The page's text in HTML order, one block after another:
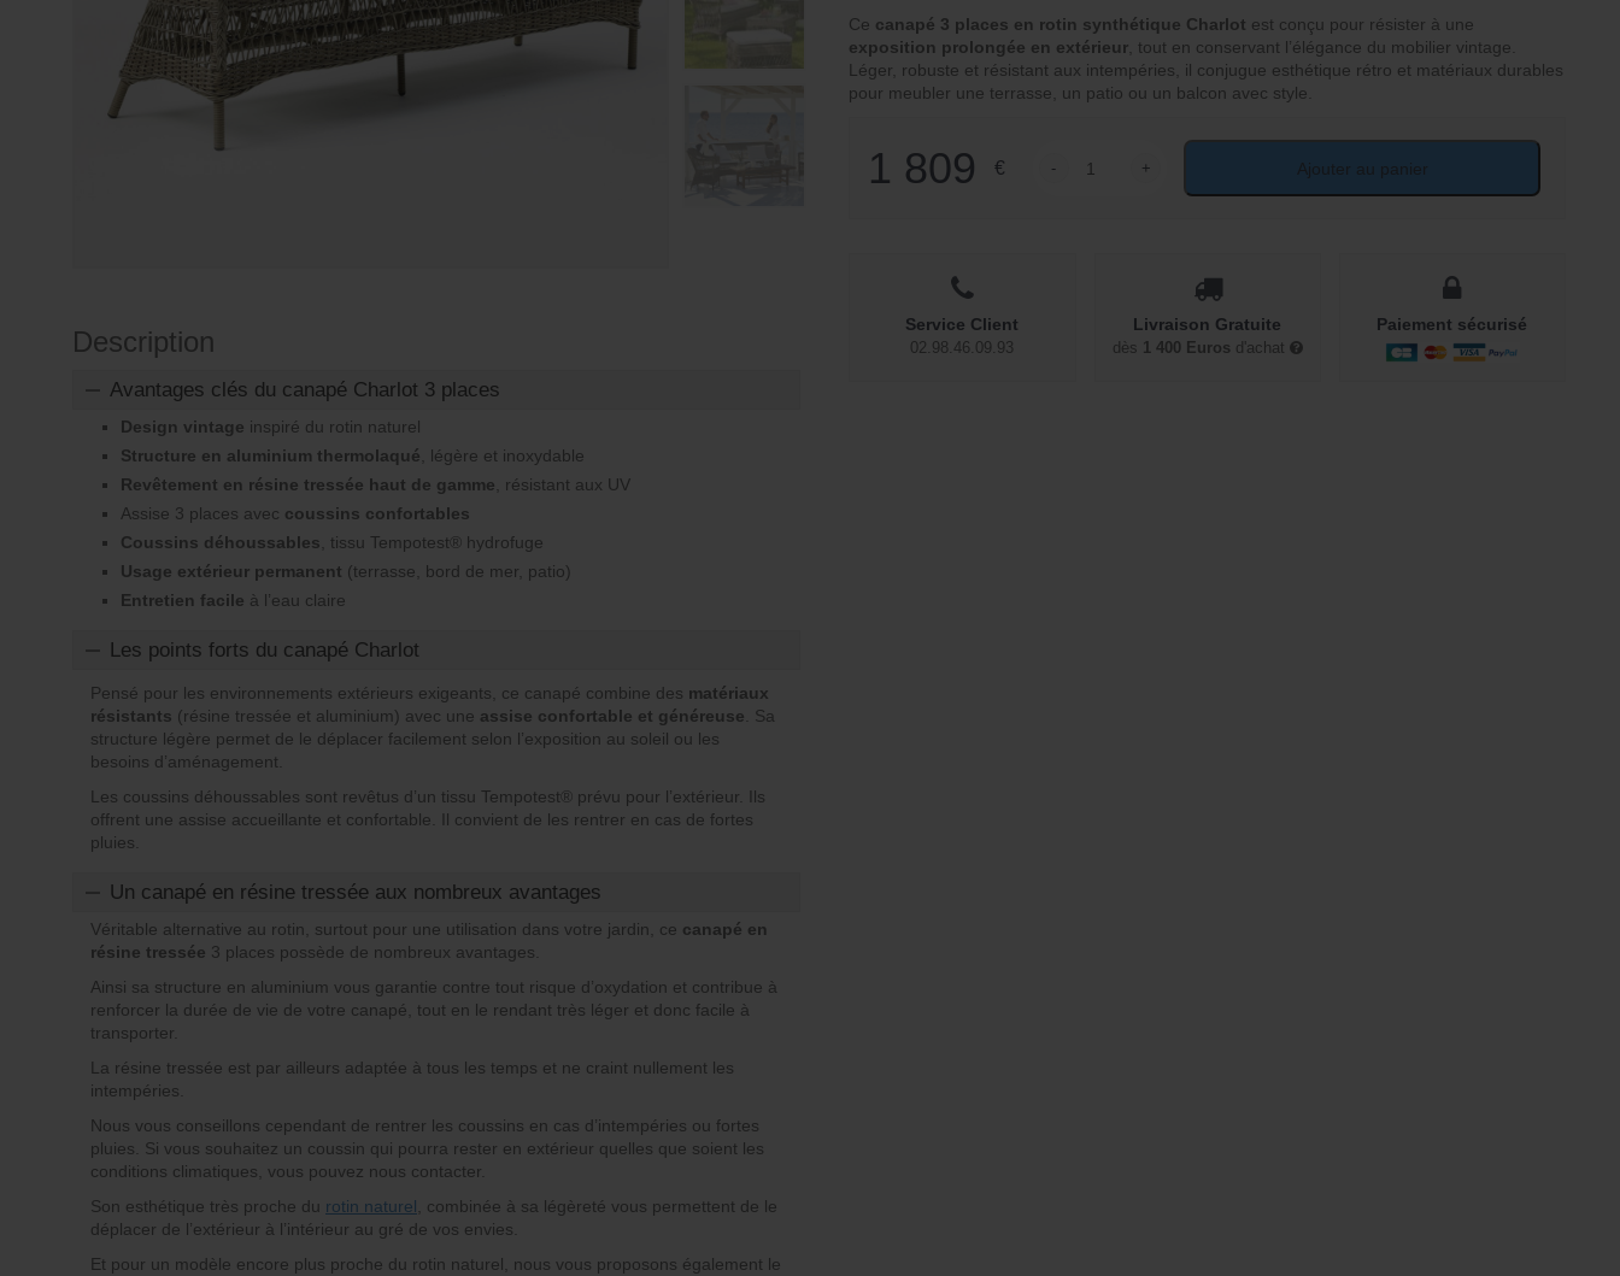
Ce canapé 3 places en rotin synthétique Charlot est conçu pour résister à une
exposition prolongée en extérieur , tout en conservant l’élégance du mobilier vintage.
Léger, robuste et résistant aux intempéries, il conjugue esthétique rétro et matériaux durables
pour meubler une terrasse, un patio ou un balcon avec style.
1 809 € -
quantité de Canapé en rotin synthétique 3 places Charlot
+ Ajouter au panier
Service Client
02.98.46.09.93
Livraison Gratuite
dès 1 400 Euros d'achat
Paiement sécurisé
Description
Avantages clés du canapé Charlot 3 places
Design vintage inspiré du rotin naturel
Structure en aluminium thermolaqué , légère et inoxydable
Revêtement en résine tressée haut de gamme , résistant aux UV
Assise 3 places avec coussins confortables
Coussins déhoussables , tissu Tempotest® hydrofuge
Usage extérieur permanent (terrasse, bord de mer, patio)
Entretien facile à l’eau claire
Les points forts du canapé Charlot
Pensé pour les environnements extérieurs exigeants, ce canapé combine des matériaux
résistants (résine tressée et aluminium) avec une assise confortable et généreuse . Sa
structure légère permet de le déplacer facilement selon l’exposition au soleil ou les
besoins d’aménagement.
Les coussins déhoussables sont revêtus d’un tissu Tempotest® prévu pour l’extérieur. Ils
offrent une assise accueillante et confortable. Il convient de les rentrer en cas de fortes
pluies.
Un canapé en résine tressée aux nombreux avantages
Véritable alternative au rotin, surtout pour une utilisation dans votre jardin, ce canapé en
résine tressée 3 places possède de nombreux avantages.
Ainsi sa structure en aluminium vous garantie contre tout risque d’oxydation et contribue à
renforcer la durée de vie de votre canapé, tout en le rendant très léger et donc facile à
transporter.
La résine tressée est par ailleurs adaptée à tous les temps et ne craint nullement les
intempéries.
Nous vous conseillons cependant de rentrer les coussins en cas d’intempéries ou fortes
pluies. Si vous souhaitez un coussin qui pourra rester en extérieur quelles que soient les
conditions climatiques, vous pouvez nous contacter.
Son esthétique très proche du rotin naturel , combinée à sa légèreté vous permettent de le
déplacer de l’extérieur à l’intérieur au gré de vos envies.
Et pour un modèle encore plus proche du rotin naturel, nous vous proposons également le